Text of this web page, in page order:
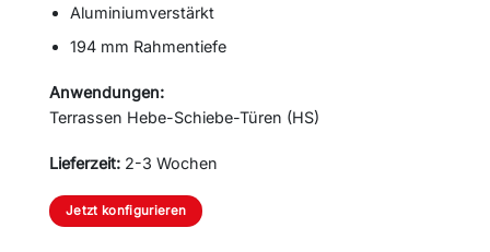
Aluminiumverstärkt
194 mm Rahmentiefe
Anwendungen:
Terrassen Hebe-Schiebe-Türen (HS)
Lieferzeit: 2-3 Wochen
Jetzt konfigurieren